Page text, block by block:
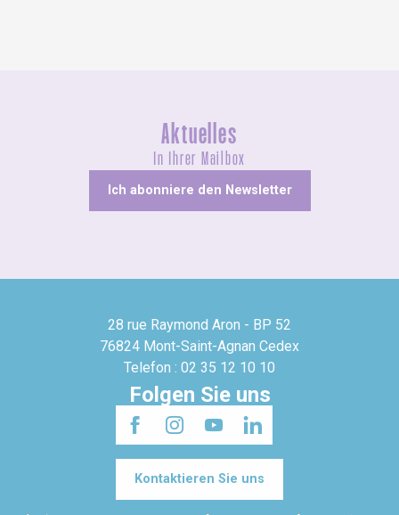
Aktuelles
In Ihrer Mailbox
Ich abonniere den Newsletter
28 rue Raymond Aron - BP 52
76824 Mont-Saint-Agnan Cedex
Telefon : 02 35 12 10 10
Folgen Sie uns
Kontaktieren Sie uns